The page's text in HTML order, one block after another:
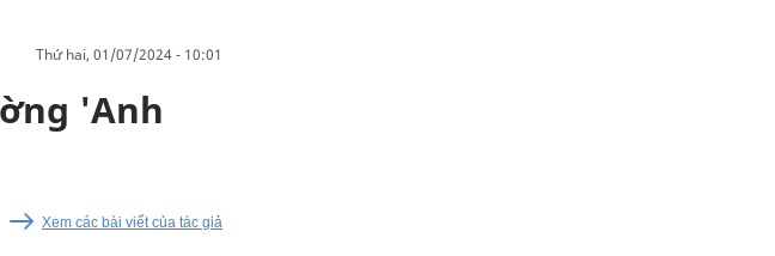
thứ hai, 01/07/2024 - 10:01
'Anh
Xem các bài viết của tác giả